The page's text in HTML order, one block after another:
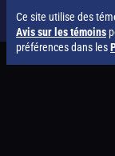
Ce site utilise des
Avis sur les témoins
préférences dans les